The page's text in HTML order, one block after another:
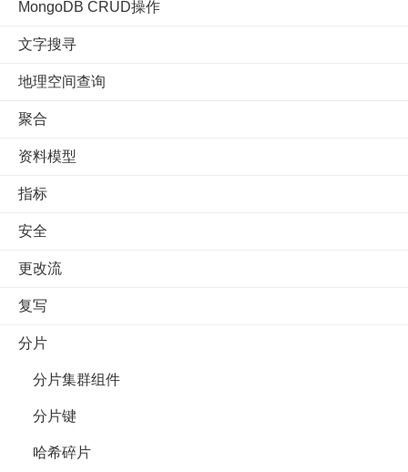
MongoDB CRUD操作
文字搜寻
地理空间查询
聚合
资料模型
指标
安全
更改流
复写
分片
分片集群组件
分片键
哈希碎片